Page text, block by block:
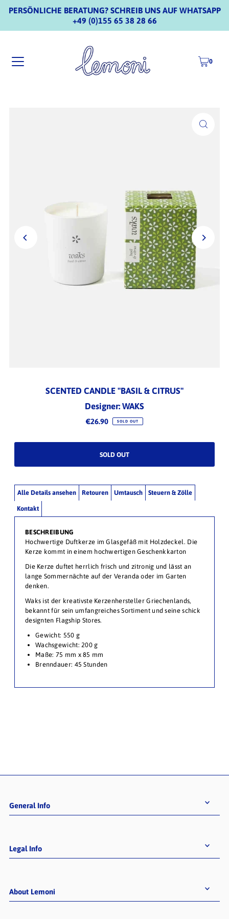
PERSÖNLICHE BERATUNG? SCHREIB UNS AUF WHATSAPP
+49 (0)155 65 38 28 66
0
SCENTED CANDLE "BASIL & CITRUS"
Designer: WAKS
€26.90 SOLD OUT
Alle Details ansehen Retouren Umtausch Steuern & Zölle
Kontakt
BESCHREIBUNG
Hochwertige Duftkerze im Glasgefäß mit Holzdeckel. Die
Kerze kommt in einem hochwertigen Geschenkkarton
Die Kerze duftet herrlich frisch und zitronig und lässt an
lange Sommernächte auf der Veranda oder im Garten
denken.
Waks ist der kreativste Kerzenhersteller Griechenlands,
bekannt für sein umfangreiches Sortiment und seine schick
designten Flagship Stores.
Gewicht: 550 g
Wachsgewicht: 200 g
Maße: 75 mm x 85 mm
Brenndauer: 45 Stunden
General Info
Legal Info
About Lemoni